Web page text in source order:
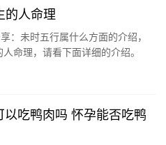
的人命理
：未时五行属什么方面的介绍，
命理，请看下面详细的介绍。
以吃鸭肉吗 怀孕能否吃鸭